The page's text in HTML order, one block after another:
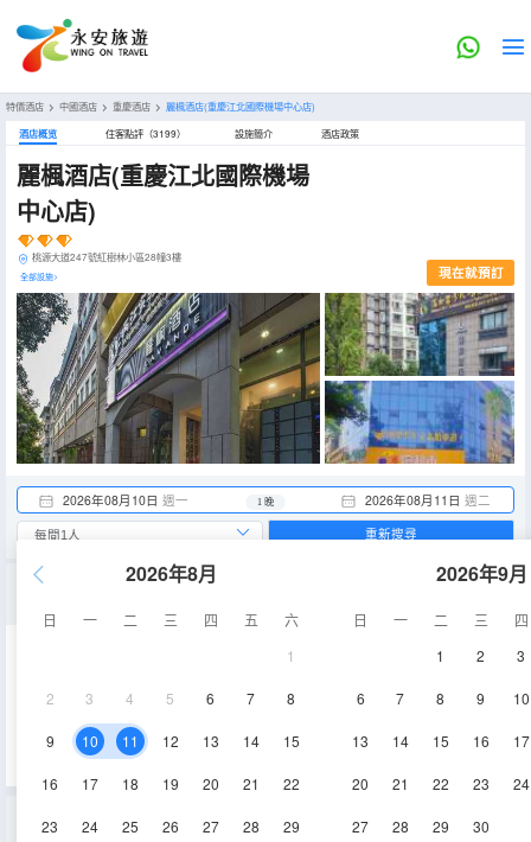
特價酒店 > 中國酒店 > 重慶酒店 > 麗楓酒店(重慶江北國際機場中心店)
酒店概览 住客點評（3199） 設施簡介 酒店政策
麗楓酒店(重慶江北國際機場
中心店)
桃源大道247號紅樹林小區28幢3樓
全部設施> 現在就預訂
2026年08月10日 週一 2026年08月11日 週二
1 晚
2026年8月
日 一 二 三 四 五
六
1
2 3 4 5 6 7 8
9 10 11 12 13 14 15
16 17 18 19 20 21 22
23 24 25 26 27 28 29
2026年9月
日 一 二 三
四
1
2 3
6 7 8 9 10
13 14 15 16 17
20 21 22 23 24
27 28 29 30
重新搜尋
20-25㎡ 空調
豪華大床房